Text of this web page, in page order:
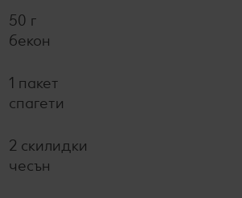
50 г
бекон
1 пакет
спагети
2 скилидки
чесън